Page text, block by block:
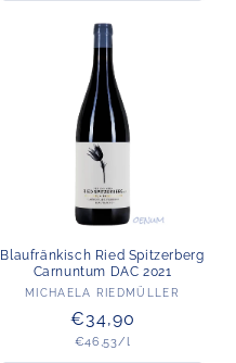
Blaufränkisch Ried Spitzerberg
Carnuntum DAC 2021
Anbieter:
MICHAELA RIEDMÜLLER
Normaler
Preis
€34,90
Grundpreis
€46,53/l